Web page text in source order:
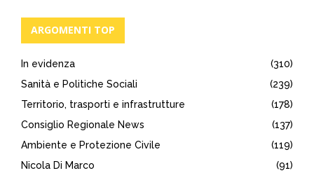
ARGOMENTI TOP
In evidenza
(310)
Sanità e Politiche Sociali
(239)
Territorio, trasporti e infrastrutture
(178)
Consiglio Regionale News
(137)
Ambiente e Protezione Civile
(119)
Nicola Di Marco
(91)